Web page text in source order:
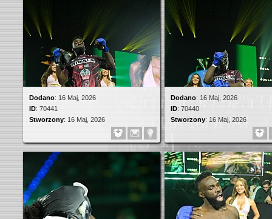
Dodano: 16 Maj, 2026
ID: 70440
Stworzony: 16 Maj, 2026
Dodano: 16 Maj, 2026
ID: 70441
Stworzony: 16 Maj, 2026